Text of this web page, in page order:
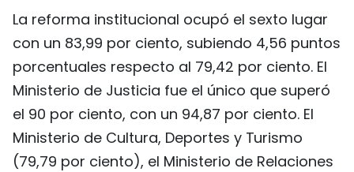
La reforma institucional ocupó el sexto lugar
con un 83,99 por ciento, subiendo 4,56 puntos
porcentuales respecto al 79,42 por ciento. El
Ministerio de Justicia fue el único que superó
el 90 por ciento, con un 94,87 por ciento. El
Ministerio de Cultura, Deportes y Turismo
(79,79 por ciento), el Ministerio de Relaciones